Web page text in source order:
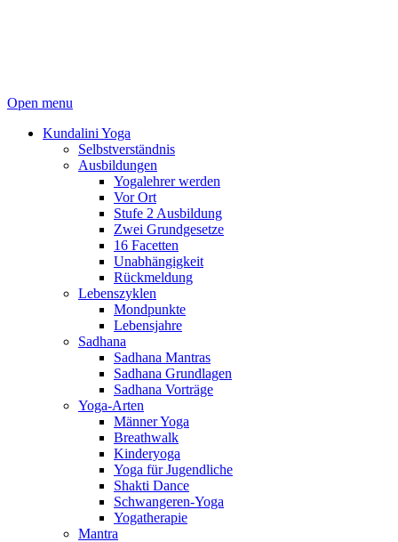
Open menu
Kundalini Yoga
Selbstverständnis
Ausbildungen
Yogalehrer werden
Vor Ort
Stufe 2 Ausbildung
Zwei Grundgesetze
16 Facetten
Unabhängigkeit
Rückmeldung
Lebenszyklen
Mondpunkte
Lebensjahre
Sadhana
Sadhana Mantras
Sadhana Grundlagen
Sadhana Vorträge
Yoga-Arten
Männer Yoga
Breathwalk
Kinderyoga
Yoga für Jugendliche
Shakti Dance
Schwangeren-Yoga
Yogatherapie
Mantra